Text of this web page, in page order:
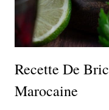
Recette De
Marocaine